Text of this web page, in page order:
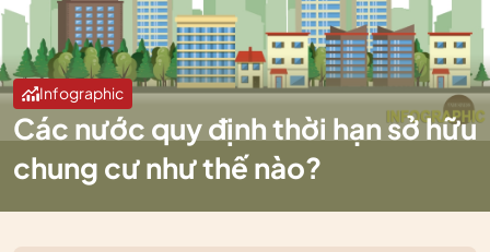
Infographic
Các nước quy định thời hạn sở hữu
chung cư như thế nào?